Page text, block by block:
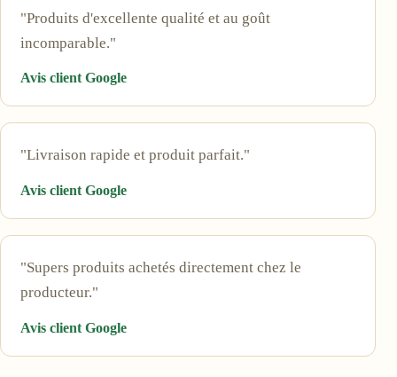
"Produits d'excellente qualité et au goût
incomparable."
Avis client Google
"Livraison rapide et produit parfait."
Avis client Google
"Supers produits achetés directement chez le
producteur."
Avis client Google